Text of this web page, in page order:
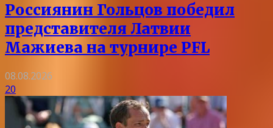
Россиянин Гольцов победил
представителя Латвии
Мажиева на турнире PFL
08.08.2026
20